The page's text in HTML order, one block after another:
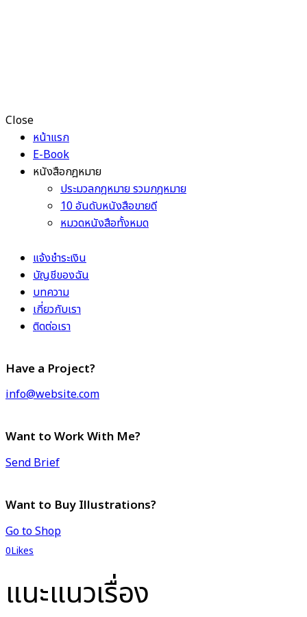
Close
หน้าแรก
E-Book
หนังสือกฎหมาย
ประมวลกฎหมาย รวมกฎหมาย
10 อันดับหนังสือขายดี
หมวดหนังสือทั้งหมด
แจ้งชำระเงิน
บัญชีของฉัน
บทความ
เกี่ยวกับเรา
ติดต่อเรา
Have a Project?
info@website.com
Want to Work With Me?
Send Brief
Want to Buy Illustrations?
Go to Shop
0Likes
แนะแนวเรื่อง